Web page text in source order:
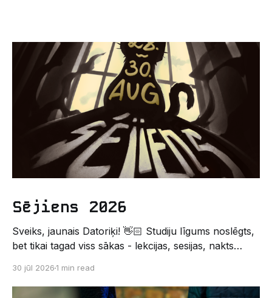
Sējiens 2026
Sveiks, jaunais Datoriķi! 👋🏻 Studiju līgums noslēgts,
bet tikai tagad viss sākas - lekcijas, sesijas, nakts
Un kas gan būtu labāks veids, kā iepazīt savu jauno
dzīvi LU EZTF datoriķu vidē, par došanos uz
30 jūl 20261 min read